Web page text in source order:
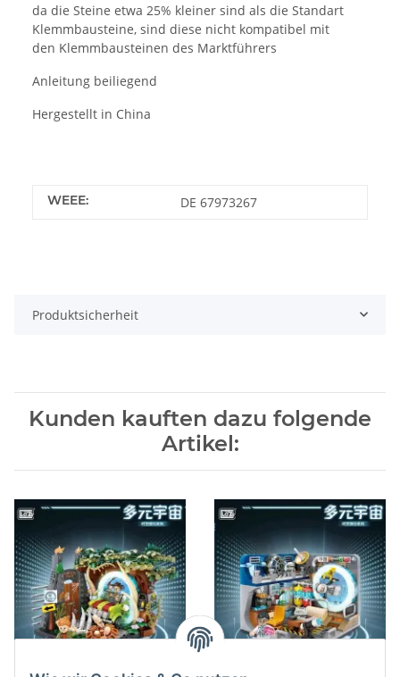
da die Steine etwa 25% kleiner sind als die Standart
Klemmbausteine, sind diese nicht kompatibel mit
den Klemmbausteinen des Marktführers
Anleitung beiliegend
Hergestellt in China
WEEE: DE 67973267
Produktsicherheit
Kunden kauften dazu folgende
Artikel: